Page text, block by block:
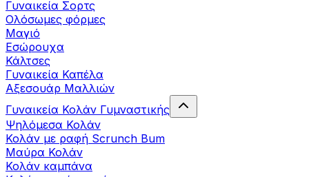
Γυναικεία Σορτς
Ολόσωμες φόρμες
Μαγιό
Εσώρουχα
Κάλτσες
Γυναικεία Καπέλα
Αξεσουάρ Μαλλιών
Γυναικεία Κολάν Γυμναστικής
Ψηλόμεσα Κολάν
Κολάν με ραφή Scrunch Bum
Μαύρα Κολάν
Κολάν καμπάνα